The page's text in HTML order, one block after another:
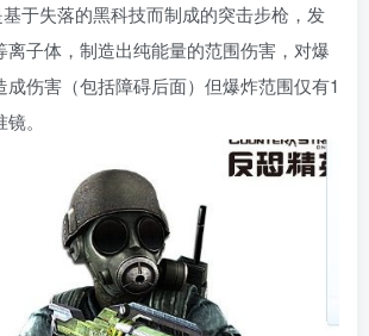
于失落的黑科技而制成的突击步枪，发
离子体，制造出纯能量的范围伤害，对爆
成伤害（包括障碍后面）但爆炸范围仅有1
。